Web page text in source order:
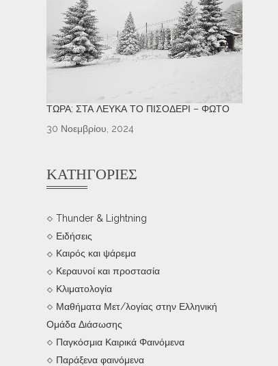
ΤΏΡΑ: ΣΤΑ ΛΕΥΚΆ ΤΟ ΠΙΣΟΔΈΡΙ – ΦΩΤΌ
30 Νοεμβρίου, 2024
ΚΑΤΗΓΟΡΊΕΣ
Thunder & Lightning
Ειδήσεις
Καιρός και ψάρεμα
Κεραυνοί και προστασία
Κλιματολογία
Μαθήματα Μετ/λογίας στην Ελληνική
Ομάδα Διάσωσης
Παγκόσμια Καιρικά Φαινόμενα
Παράξενα φαινόμενα